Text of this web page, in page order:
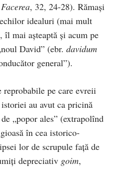
Facerea, 32, 24-28). Rămași
idealuri (mai mult
mai așteaptă și acum pe
David” (ebr. davidum
general”).
pe care evreii
au avut ca pricină
„popor ales” (extrapolînd
în cea istorico-
lor de scrupule față de
depreciativ goim,